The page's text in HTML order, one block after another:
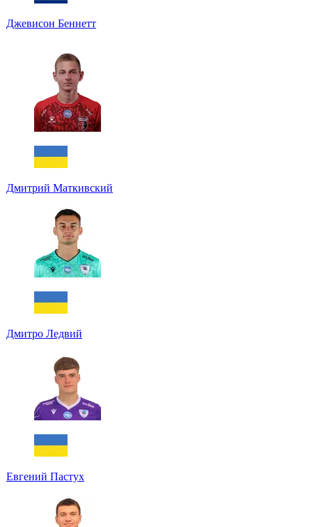
Джевисон Беннетт
Дмитрий Маткивский
Дмитро Ледвий
Евгений Пастух